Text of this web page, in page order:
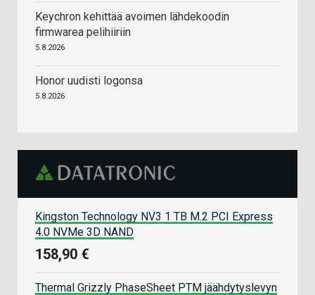
Keychron kehittää avoimen lähdekoodin
firmwarea pelihiiriin
5.8.2026
Honor uudisti logonsa
5.8.2026
Kingston Technology NV3 1 TB M.2 PCI Express
4.0 NVMe 3D NAND
158,90 €
Thermal Grizzly PhaseSheet PTM jäähdytyslevyn